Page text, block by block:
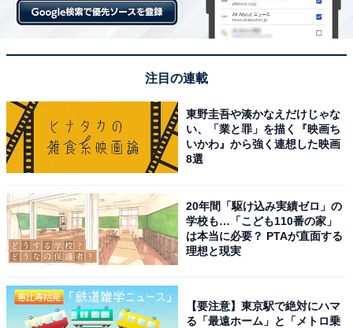
注目の連載
東野圭吾や湊かなえだけじゃな
い、「業と罪」を描く『映画ち
いかわ』から強く連想した映画
8選
20年間「駆け込み実績ゼロ」の
学校も…「こども110番の家」
は本当に必要？ PTAが直面する
理想と現実
【要注意】東京駅で絶対にハマ
る「最遠ホーム」と「メトロ乗